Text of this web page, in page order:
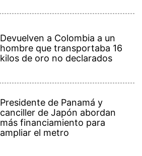
Devuelven a Colombia a un
hombre que transportaba 16
kilos de oro no declarados
Presidente de Panamá y
canciller de Japón abordan
más financiamiento para
ampliar el metro